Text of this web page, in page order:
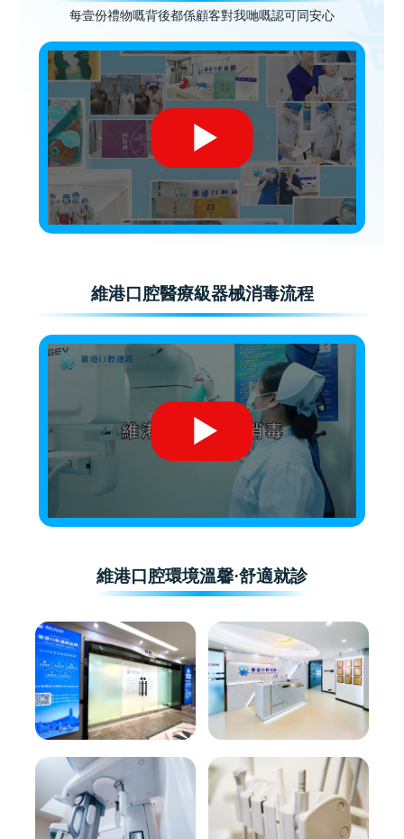
每壹份禮物嘅背後都係顧客對我哋嘅認可同安心
維港口腔醫療級器械消毒流程
維港口腔環境溫馨·舒適就診